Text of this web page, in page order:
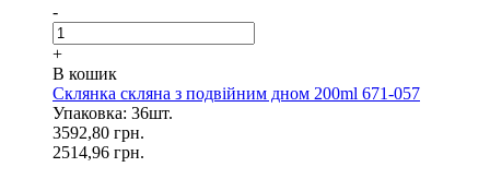
-
+
В кошик
Склянка скляна з подвійним дном 200ml 671-057
Упаковка: 36шт.
3592,80 грн.
2514,96 грн.